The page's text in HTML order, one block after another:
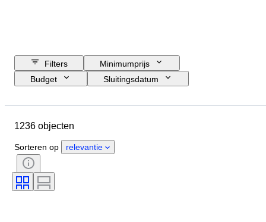
Filters
Minimumprijs
Budget
Sluitingsdatum
Conditie
Onderwerp
Schaal
Besturing
Stroomvoorziening
Spoorwegmaatschappij
1236 objecten
Sorteren op relevantie